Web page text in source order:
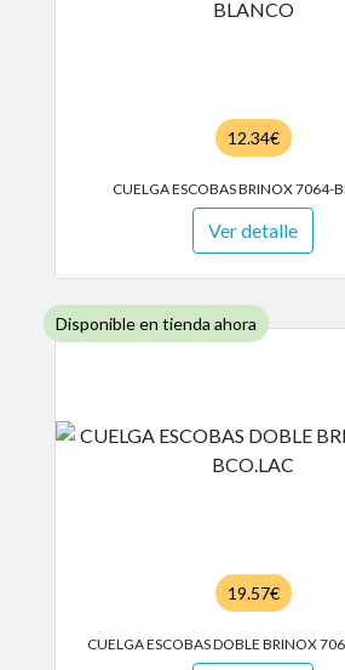
12.34€
CUELGA ESCOBAS BRINOX 7064-
Ver detalle
Disponible en tienda ahora
19.57€
CUELGA ESCOBAS DOBLE BRINOX